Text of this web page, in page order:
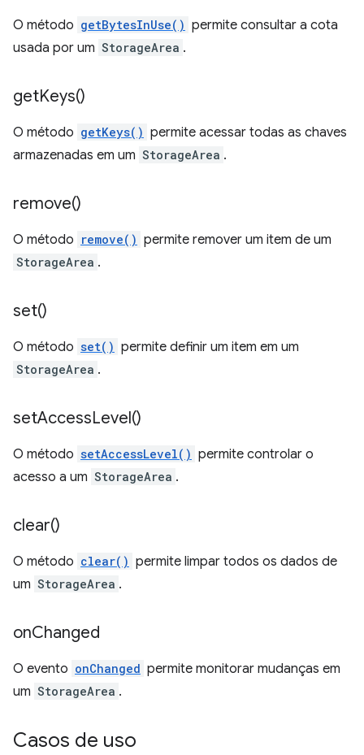
O método getBytesInUse() permite consultar a cota
usada por um StorageArea .
getKeys()
O método getKeys() permite acessar todas as chaves
armazenadas em um StorageArea .
remove()
O método remove() permite remover um item de um
StorageArea .
set()
O método set() permite definir um item em um
StorageArea .
setAccessLevel()
O método setAccessLevel() permite controlar o
acesso a um StorageArea .
clear()
O método clear() permite limpar todos os dados de
um StorageArea .
onChanged
O evento onChanged permite monitorar mudanças em
um StorageArea .
Casos de uso